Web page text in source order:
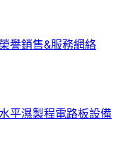
譽銷售&服務網絡
水平濕製程電路板設備